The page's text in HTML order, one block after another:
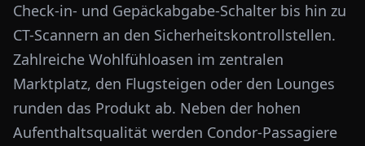
Check-in- und Gepäckabgabe-Schalter bis hin zu
CT-Scannern an den Sicherheitskontrollstellen.
Zahlreiche Wohlfühloasen im zentralen
Marktplatz, den Flugsteigen oder den Lounges
runden das Produkt ab. Neben der hohen
Aufenthaltsqualität werden Condor-Passagiere